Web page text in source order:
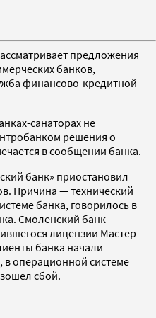
предложения
банков,
финансово-кредитной
санаторах не
решения о
в сообщении банка.
банк» приостановил
Причина — технический
банка, говорилось в
​Смоленский банк
лицензии Мастер-
банка начали
в операционной системе
сбой.